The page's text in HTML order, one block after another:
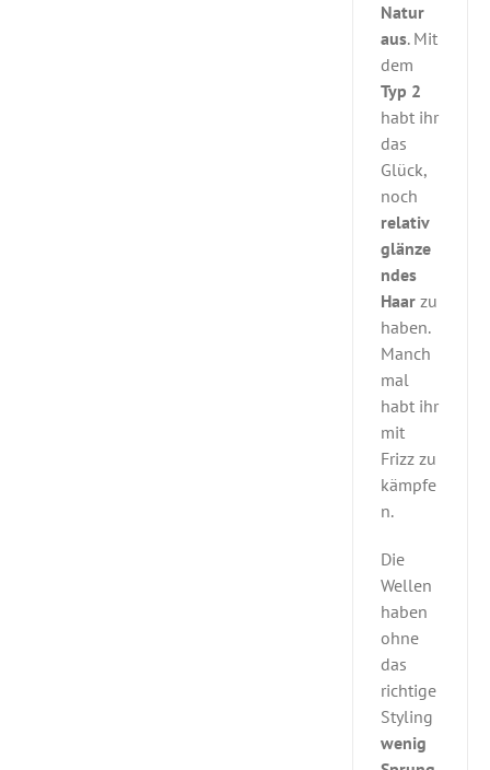
Natur
aus. Mit
dem
Typ 2
habt ihr
das
Glück,
noch
relativ
glänze
ndes
Haar zu
haben.
Manch
mal
habt ihr
mit
Frizz zu
kämpfe
n.
Die
Wellen
haben
ohne
das
richtige
Styling
wenig